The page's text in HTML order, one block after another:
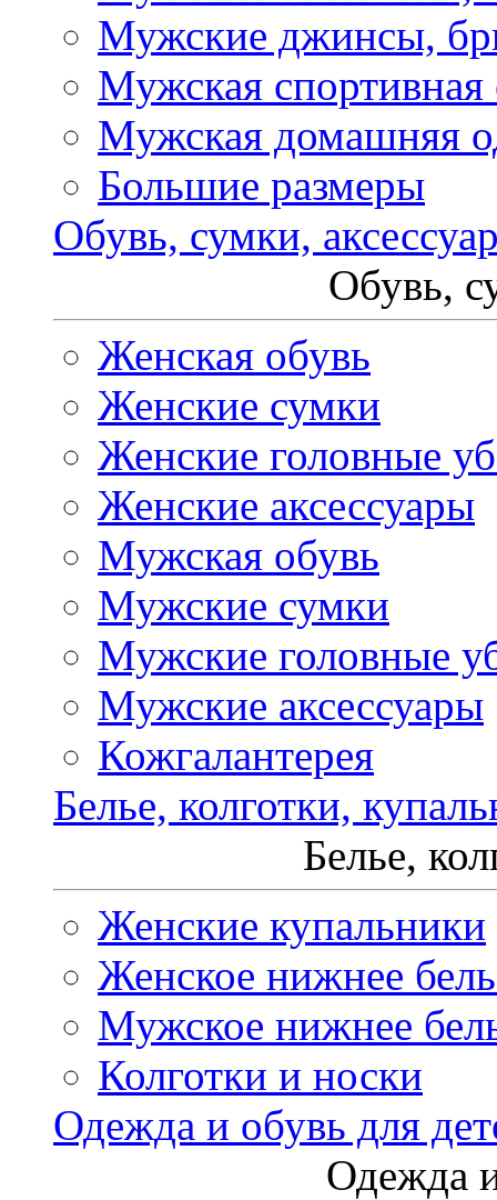
Мужские джинсы,
Мужская спортивная
Мужская домашняя
Большие размеры
Обувь, сумки,
Обувь,
Женская обувь
Женские сумки
Женские головные
Женские аксессуары
Мужская обувь
Мужские сумки
Мужские головные
Мужские аксессуары
Кожгалантерея
Белье, колготки,
Белье,
Женские купальники
Женское нижнее
Мужское нижнее
Колготки и носки
Одежда и обувь для
Одежда